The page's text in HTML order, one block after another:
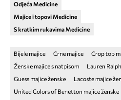
Odjeća Medicine
Majice i topovi Medicine
S kratkim rukavima Medicine
Bijele majice Crne majice Crop top
Ženske majice s natpisom
Lauren
Guess majice ženske
Lacoste majice
United Colors of Benetton majice ženske